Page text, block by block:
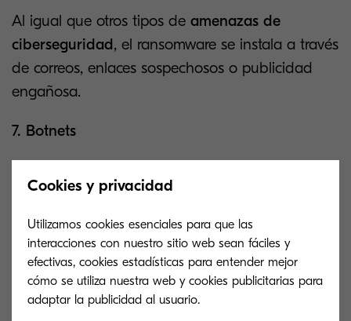
Al igual que otros tipos de amenazas de
ciberseguridad, el ransomware se instala a través
de correos, enlaces sospechosos o publicidad
engañosa.
7. Botnets
serie de ordenadores para que trabajen de
forma coordinada con fines maliciosos y extraer
información de otros dispositivos. Lo más grave
de esta situación es que los usuarios continúan
usándolos sin saber que se encuentran
comprometidos.
Cookies y privacidad
Utilizamos cookies esenciales para que las
interacciones con nuestro sitio web sean fáciles y
efectivas, cookies estadísticas para entender mejor
cómo se utiliza nuestra web y cookies publicitarias para
adaptar la publicidad al usuario.